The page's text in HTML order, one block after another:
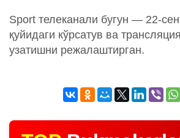
Sport телеканали бугун — 22-
қуйидаги кўрсатув ва
узатишни режалаштирган.